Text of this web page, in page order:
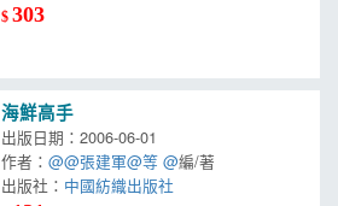
$303
海鮮高手
出版日期：2006-06-01
作者：@@張建軍@等 @編/著
出版社： 中國紡織出版社